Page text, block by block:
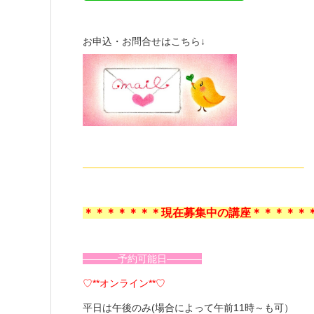
お申込・お問合せはこちら↓
——————————————————————–
＊＊＊＊＊＊＊現在募集中の講座＊＊＊＊＊
———–予約可能日———–
♡**オンライン**♡
平日は午後のみ(場合によって午前11時～も可）